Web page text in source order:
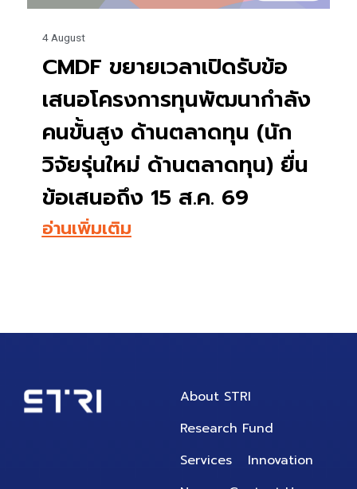
เปิดรับสมัคร ทุนโครงการดุษฎี
บัณฑิต มจพ. ทุนสนับสนุน
โครงการของนักศึกษาที่มี
คุณวุฒิปริญญาเอก ประจำ
ปีงบประมาณ พ.ศ. 2570 ครั้ง
ที่ 2
อ่านเพิ่มเติม